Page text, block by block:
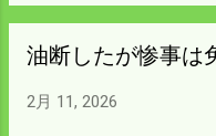
番だろう
を曲がっ
て充電す
油断したが惨事は
2月 11, 2026